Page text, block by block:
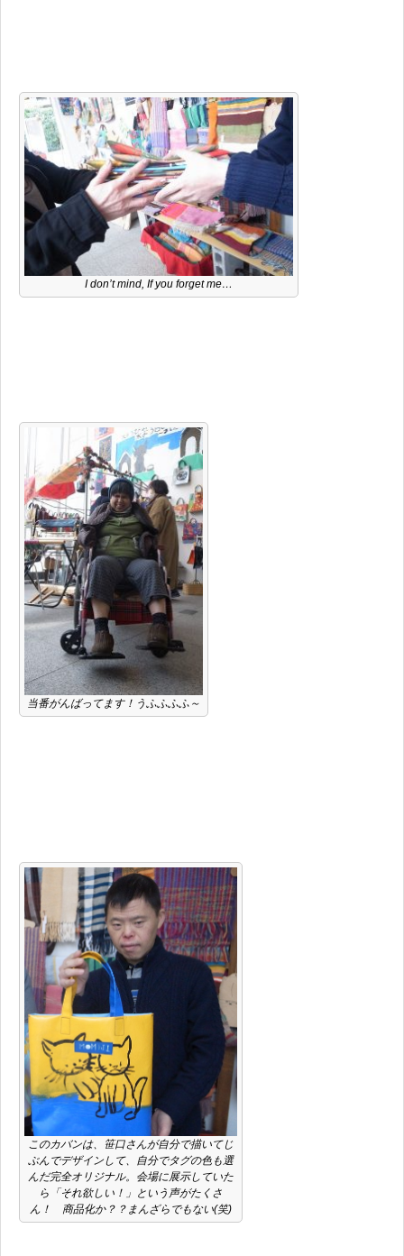
I don’t mind, If you forget me…
当番がんばってます！うふふふふ～
このカバンは、笹口さんが自分で描いてじ
ぶんでデザインして、自分でタグの色も選
んだ完全オリジナル。会場に展示していた
ら「それ欲しい！」という声がたくさ
ん！ 商品化か？？まんざらでもない(笑)